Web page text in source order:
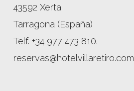
43592 Xerta
Tarragona (España)
Telf. +34 977 473 810.
reservas@hotelvillaretiro.com